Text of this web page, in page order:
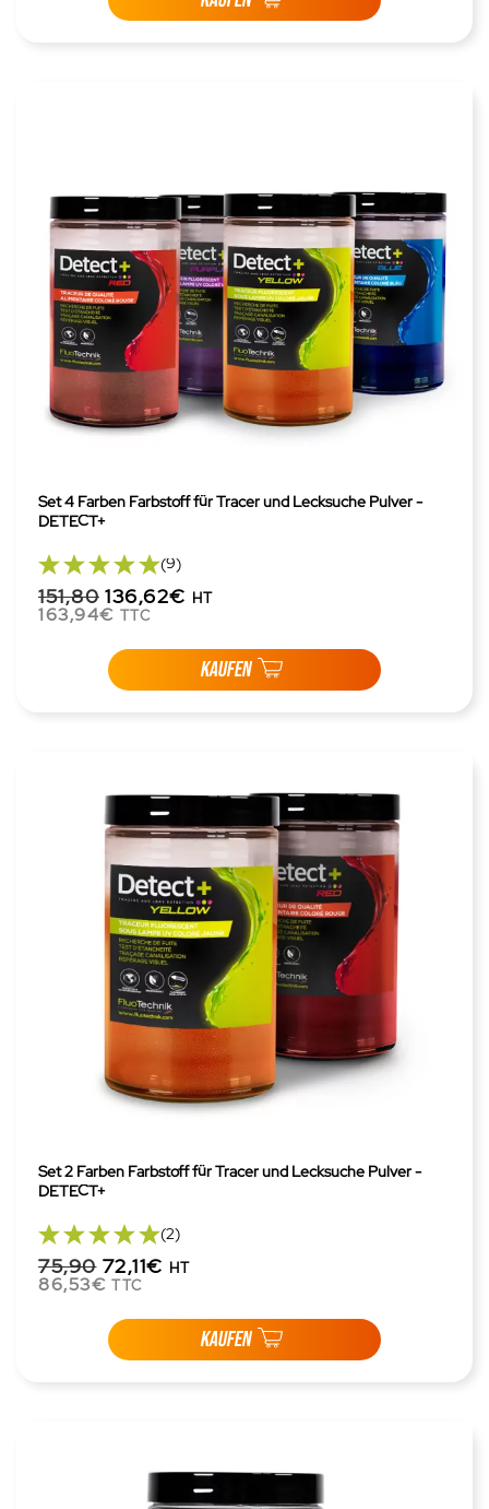
Set 4 Farben Farbstoff für Tracer und Lecksuche Pulver -
DETECT+
(9)
151,80 136,62€ HT
163,94€ TTC
KAUFEN
Set 2 Farben Farbstoff für Tracer und Lecksuche Pulver -
DETECT+
(2)
75,90 72,11€ HT
86,53€ TTC
KAUFEN